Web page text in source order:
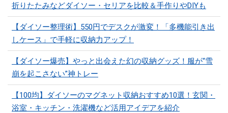
折りたたみなどダイソー・セリアを比較＆手作りやDIYも
【ダイソー整理術】550円でデスクが激変！「多機能引き出
しケース」で手軽に収納力アップ！
【ダイソー爆売】やっと出会えた幻の収納グッズ！服が“雪
崩を起こさない”神トレー
【100均】ダイソーのマグネット収納おすすめ10選！玄関・
浴室・キッチン・洗濯機など活用アイデアを紹介